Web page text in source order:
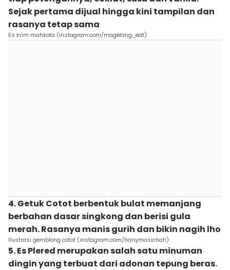
Sejak pertama dijual hingga kini tampilan dan
rasanya tetap sama
Es krim mahkota (instagram.com/magelang_eat)
4. Getuk Cotot berbentuk bulat memanjang
berbahan dasar singkong dan berisi gula
merah. Rasanya manis gurih dan bikin nagih lho
Ilustrasi gemblong cotot (instagram.com/hanymasichah)
5. Es Plered merupakan salah satu minuman
dingin yang terbuat dari adonan tepung beras.